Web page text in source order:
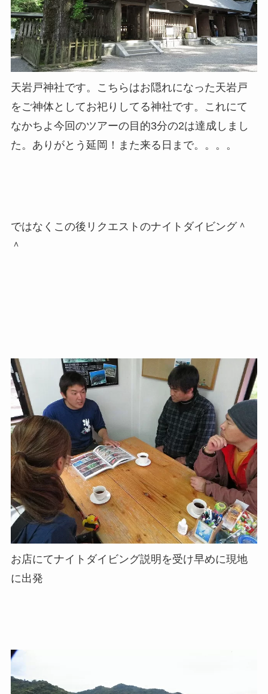
天岩戸神社です。こちらはお隠れになった天岩戸
をご神体としてお祀りしてる神社です。これにて
なかちよ今回のツアーの目的3分の2は達成しまし
た。ありがとう延岡！また来る日まで。。。。
ではなくこの後リクエストのナイトダイビング＾
＾
お店にてナイトダイビング説明を受け早めに現地
に出発